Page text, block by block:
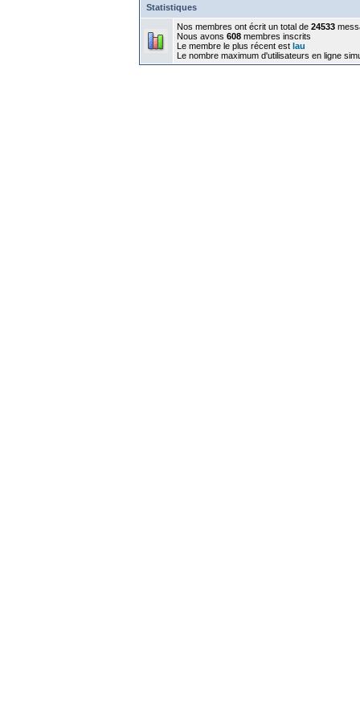
Statistiques
Nos membres ont écrit un total de 24533
Nous avons 608 membres inscrits
Le membre le plus récent est lau
Le nombre maximum d'utilisateurs en ligne